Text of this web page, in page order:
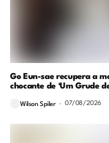
Go Eun-sae recupera a
chocante de ‘Um Grude
Wilson Spiler 07/08/2026